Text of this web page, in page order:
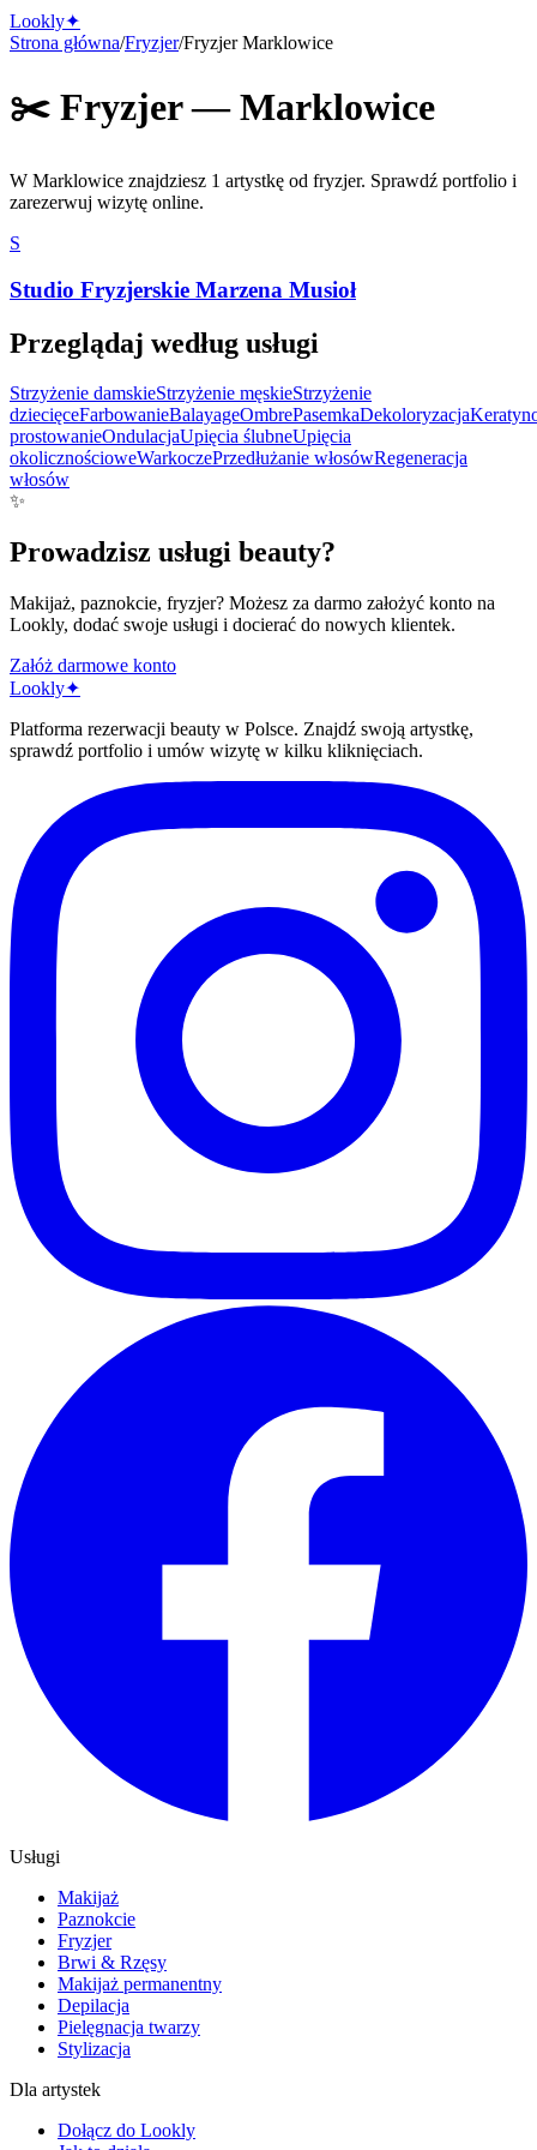
Lookly✦
Strona główna/Fryzjer/Fryzjer Marklowice
✂️ Fryzjer—Marklowice
W Marklowice znajdziesz 1 artystkę od fryzjer. Sprawdź portfolio i
zarezerwuj wizytę online.
S
Studio Fryzjerskie Marzena Musioł
Przeglądaj według usługi
Strzyżenie damskieStrzyżenie męskieStrzyżenie
dziecięceFarbowanieBalayageOmbrePasemkaDekoloryzacja
prostowanieOndulacjaUpięcia ślubneUpięcia
okolicznościoweWarkoczePrzedłużanie włosówRegeneracja
włosów
✨
Prowadzisz usługi beauty?
Makijaż, paznokcie, fryzjer? Możesz za darmo założyć konto na
Lookly, dodać swoje usługi i docierać do nowych klientek.
Załóż darmowe konto
Lookly✦
Platforma rezerwacji beauty w Polsce. Znajdź swoją artystkę,
sprawdź portfolio i umów wizytę w kilku kliknięciach.
Usługi
Makijaż
Paznokcie
Fryzjer
Brwi & Rzęsy
Makijaż permanentny
Depilacja
Pielęgnacja twarzy
Stylizacja
Dla artystek
Dołącz do Lookly